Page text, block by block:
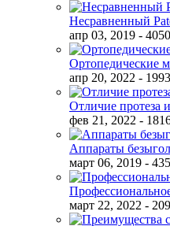
Несравненный
апр 03, 2019 -
Ортопедические
апр 20, 2022 -
Отличие протеза
фев 21, 2022 -
Аппараты
март 06, 2019 -
март 22, 2022 -